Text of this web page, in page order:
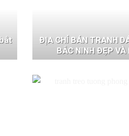
ĐỊA CHỈ BÁN TRANH
BẮC NINH ĐẸP VÀ